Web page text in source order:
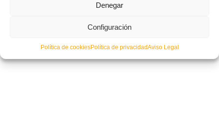
Denegar
Configuración
Política de cookiesPolítica de privacidadAviso Legal